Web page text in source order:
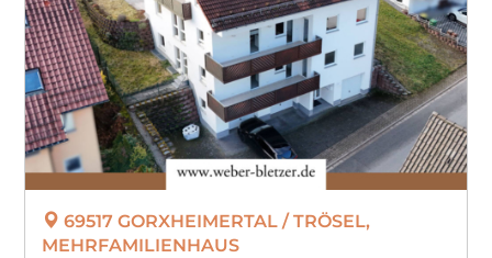
69517 GORXHEIMERTAL / TRÖSEL,
MEHRFAMILIENHAUS